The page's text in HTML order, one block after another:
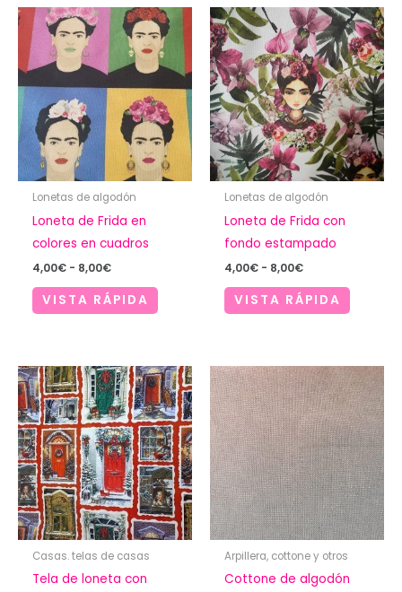
Lonetas de algodón
Loneta de Frida en
colores en cuadros
4,00€ - 8,00€Rango
precios:
VISTA RÁPIDA
Lonetas de algodón
Loneta de Frida con
fondo estampado
4,00€ - 8,00€Rango
precios:
VISTA RÁPIDA
Casas. telas de casas
Tela de loneta con
Arpillera, cottone y otros
Cottone de algodón